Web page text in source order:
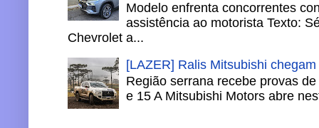
Modelo enfrenta concorrentes
assistência ao motorista Texto:
Chevrolet a...
[LAZER] Ralis Mitsubishi
Região serrana recebe provas
e 15 A Mitsubishi Motors abre